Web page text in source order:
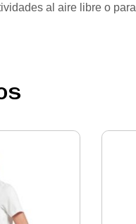
al aire libre o para